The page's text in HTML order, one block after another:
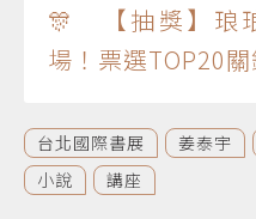
🎊 【抽獎】琅
場！票選TOP20
台北國際書展 姜泰宇
小說
講座